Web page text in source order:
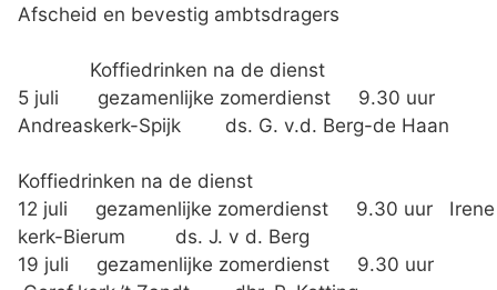
Afscheid en bevestig ambtsdragers
Koffiedrinken na de dienst
5 juli gezamenlijke zomerdienst 9.30 uur
Andreaskerk-Spijk ds. G. v.d. Berg-de Haan
Koffiedrinken na de dienst
12 juli gezamenlijke zomerdienst 9.30 uur Irene
kerk-Bierum ds. J. v d. Berg
19 juli gezamenlijke zomerdienst 9.30 uur